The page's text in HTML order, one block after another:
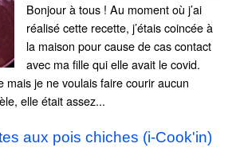
Bonjour à tous ! Au moment où j’ai
réalisé cette recette, j’étais coincée à
la maison pour cause de cas contact
avec ma fille qui elle avait le covid.
mais je ne voulais faire courir aucun
elle était assez...
aux pois chiches (i-Cook'in)